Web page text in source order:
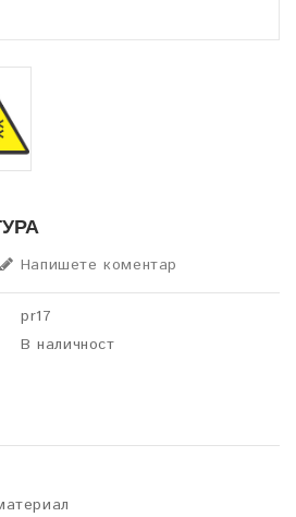
Напишете коментар
pr17
В наличност